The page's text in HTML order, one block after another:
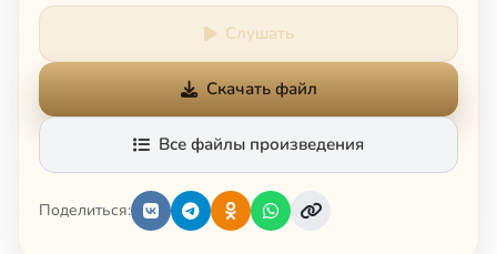
Слушать
Скачать файл
Все файлы произведения
Поделиться: